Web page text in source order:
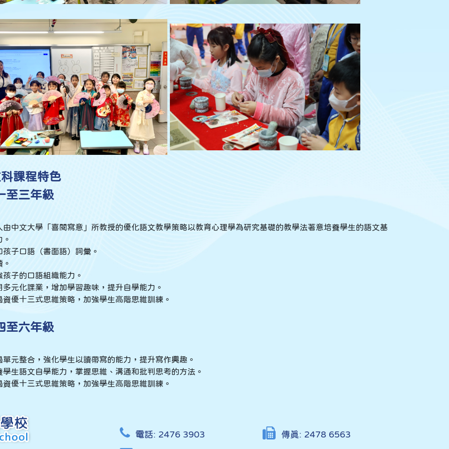
課程特色
至三年級
由中文大學「喜閱寫意」所教授的優化語文教學策略以教育心理學為研究基礎的教學法著意培養學生的語文基
。
孩子口語（書面語）詞彙。
。
孩子的口語組織能力。
多元化課業，增加學習趣味，提升自學能力。
資優十三式思維策略，加強學生高階思維訓練。
至六年級
單元整合，強化學生以讀帶寫的能力，提升寫作興趣。
學生語文自學能力，掌握思維、溝通和批判思考的方法。
資優十三式思維策略，加強學生高階思維訓練。
電話: 2476 3903 傳真: 2478 6563